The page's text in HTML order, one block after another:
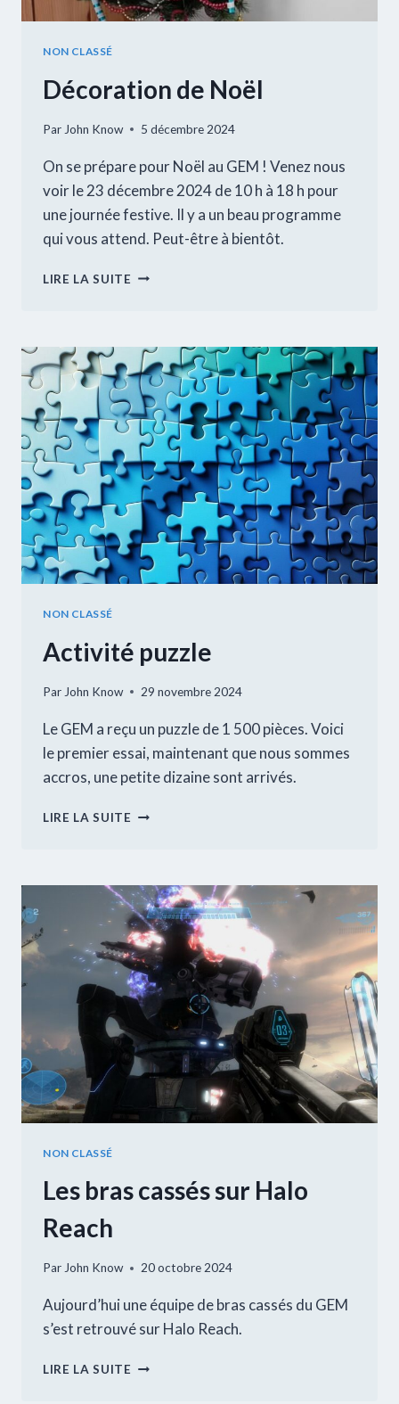
NON CLASSÉ
Décoration de Noël
Par John Know 5 décembre 2024
On se prépare pour Noël au GEM ! Venez nous
voir le 23 décembre 2024 de 10 h à 18 h pour
une journée festive. Il y a un beau programme
qui vous attend. Peut-être à bientôt.
LIRE LA SUITE DÉCORATION
NON CLASSÉ
Activité puzzle
Par John Know 29 novembre 2024
Le GEM a reçu un puzzle de 1 500 pièces. Voici
le premier essai, maintenant que nous sommes
accros, une petite dizaine sont arrivés.
LIRE LA SUITE ACTIVITÉ
NON CLASSÉ
Les bras cassés sur Halo
Reach
Par John Know 20 octobre 2024
Aujourd’hui une équipe de bras cassés du GEM
s’est retrouvé sur Halo Reach.
LIRE LA SUITE LES